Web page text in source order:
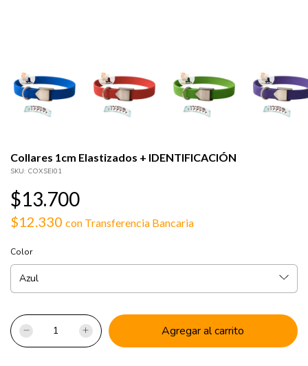
Collares 1cm Elastizados + IDENTIFICACIÓN
SKU: COXSEI01
$13.700
$12.330 con Transferencia Bancaria
Color